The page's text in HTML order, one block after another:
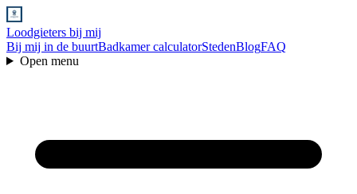
Loodgieters bij mij
Bij mij in de buurtBadkamer calculatorStedenBlogFAQ
Open menu